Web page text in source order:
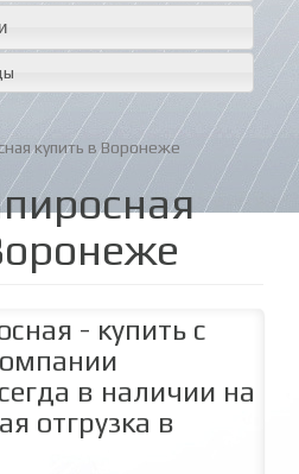
купить в Воронеже
- купить с
в наличии на
отгрузка в